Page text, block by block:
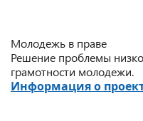
Молодежь в праве
Решение проблемы
грамотности молодежи.
Информация о